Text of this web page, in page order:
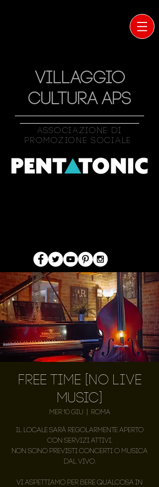
VILLAGGIO
CULTURA APS
Associazione Di
Promozione Sociale
Free Time [NO LIVE
MUSIC]
mer 10 giu Roma
Il locale sarà regolarmente aperto
con servizi attivi.
Non sono previsti concerti o musica
dal vivo.
Vi aspettiamo per bere qualcosa in